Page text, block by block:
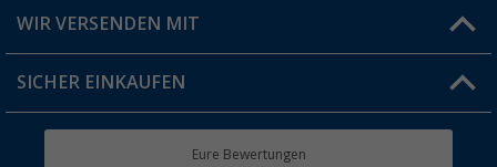
Jobs & Karriere
Versandinformationen
Rücksendung
WIR VERSENDEN MIT
SICHER EINKAUFEN
Eure Bewertungen